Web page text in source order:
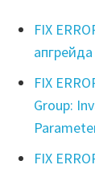
FIX
апгрейда
FIX
Group:
FIX